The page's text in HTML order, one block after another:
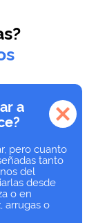
a
pero cuanto
tanto
del
desde
o en
arrugas o